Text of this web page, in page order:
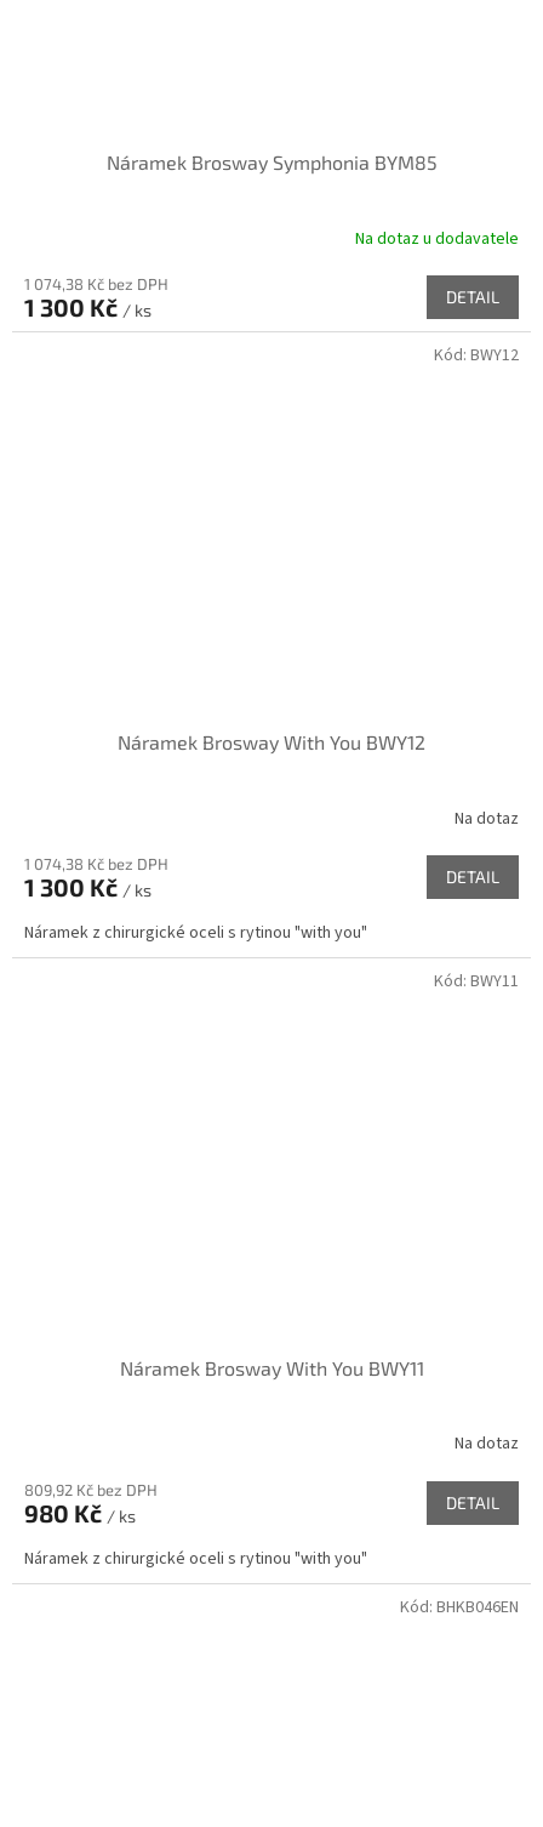
Náramek Brosway Symphonia BYM85
Na dotaz u dodavatele
1 074,38 Kč bez DPH
1 300 Kč / ks
DETAIL
Náramek Brosway With You BWY12
Na dotaz
1 074,38 Kč bez DPH
1 300 Kč / ks
DETAIL
Náramek z chirurgické oceli s rytinou "with you"
Kód: BWY12
Náramek Brosway With You BWY11
Na dotaz
809,92 Kč bez DPH
980 Kč / ks
DETAIL
Náramek z chirurgické oceli s rytinou "with you"
Kód: BWY11
Kód: BHKB046EN